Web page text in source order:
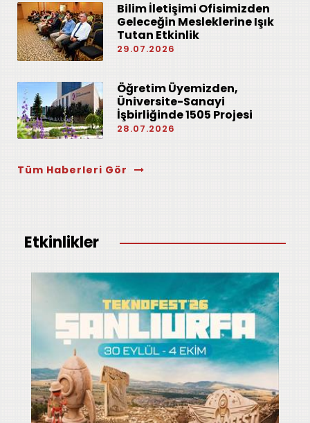
Bilim İletişimi Ofisimizden
Geleceğin Mesleklerine Işık
Tutan Etkinlik
29.07.2026
Öğretim Üyemizden,
Üniversite-Sanayi
İşbirliğinde 1505 Projesi
28.07.2026
Tüm Haberleri Gör
Etkinlikler